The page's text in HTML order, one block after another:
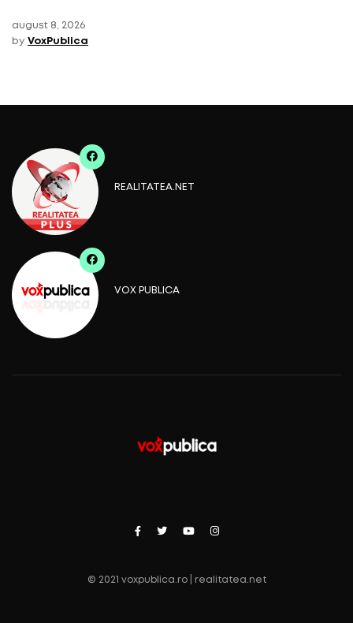
august 8, 2026
by VoxPublica
REALITATEA.NET
VOX PUBLICA
© 2021 voxpublica.ro | realitatea.net